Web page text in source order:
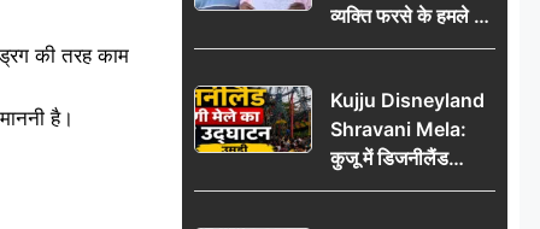
की तरह काम
है।
व्यक्ति फरसे के हमले में
घायल थाने में शिकायत
हजार’, रकम न देने पर
कार्रवाई ठंडी!
Kujju Disneyland
Shravani Mela:
कुजू में डिजनीलैंड
श्रावणी मेले का भव्य